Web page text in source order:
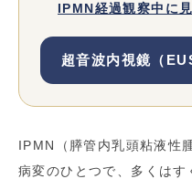
IPMN経過観察中に
超音波内視鏡（
IPMN（膵管内乳頭粘液性
病変のひとつで、多くはす